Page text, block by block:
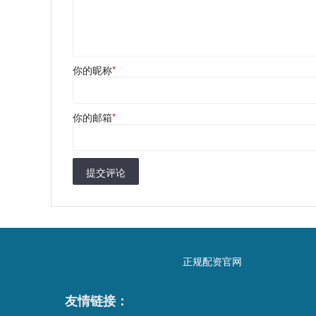
你的昵称*
你的邮箱*
提交评论
正规配资官网
友情链接：